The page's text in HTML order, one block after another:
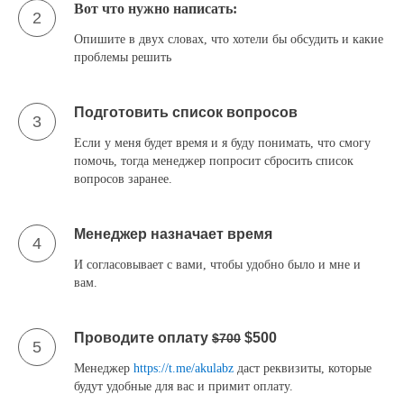
2 Вот что нужно написать:
Опишите в двух словах, что хотели бы обсудить и какие
проблемы решить
3 Подготовить список вопросов
Если у меня будет время и я буду понимать, что смогу
помочь, тогда менеджер попросит сбросить список
вопросов заранее.
4 Менеджер назначает время
И согласовывает с вами, чтобы удобно было и мне и
вам.
5 Проводите оплату $700 $500
Менеджер https://t.me/akulabz даст реквизиты, которые
будут удобные для вас и примит оплату.